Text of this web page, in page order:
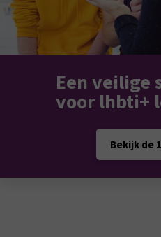
Een veilige
voor lhbti+
Bekijk de